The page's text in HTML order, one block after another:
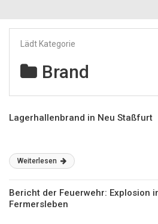
Lädt Kategorie
Brand
Lagerhallenbrand in Neu Staßfurt
Weiterlesen
Bericht der Feuerwehr: Explosion
Fermersleben